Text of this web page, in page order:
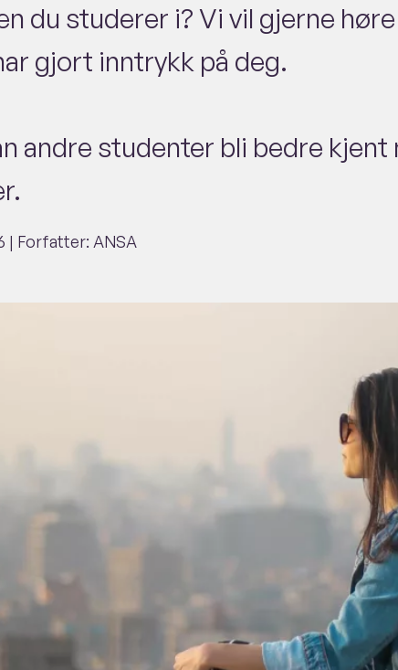
du studerer i? Vi vil gjerne
gjort inntrykk på deg.
andre studenter bli bedre
| Forfatter: ANSA